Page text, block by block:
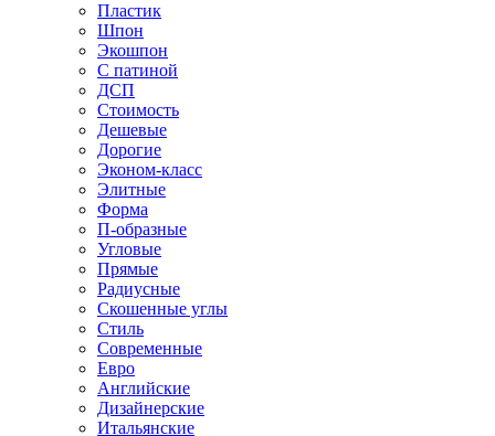
Пластик
Шпон
Экошпон
С патиной
ДСП
Стоимость
Дешевые
Дорогие
Эконом-класс
Элитные
Форма
П-образные
Угловые
Прямые
Радиусные
Скошенные углы
Стиль
Современные
Евро
Английские
Дизайнерские
Итальянские